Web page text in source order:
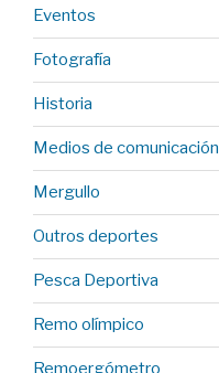
Eventos
Fotografía
Historia
Medios de comunicación
Mergullo
Outros deportes
Pesca Deportiva
Remo olímpico
Remoergómetro